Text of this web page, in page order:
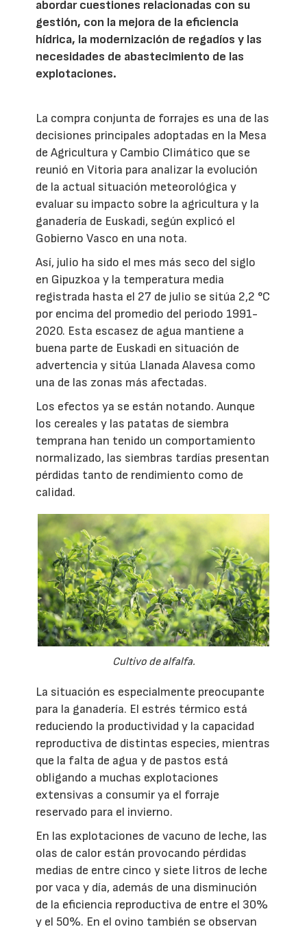
abordar cuestiones relacionadas con su
gestión, con la mejora de la eficiencia
hídrica, la modernización de regadíos y las
necesidades de abastecimiento de las
explotaciones.
La compra conjunta de forrajes es una de las
decisiones principales adoptadas en la Mesa
de Agricultura y Cambio Climático que se
reunió en Vitoria para analizar la evolución
de la actual situación meteorológica y
evaluar su impacto sobre la agricultura y la
ganadería de Euskadi, según explicó el
Gobierno Vasco en una nota.
Así, julio ha sido el mes más seco del siglo
en Gipuzkoa y la temperatura media
registrada hasta el 27 de julio se sitúa 2,2 °C
por encima del promedio del periodo 1991-
2020. Esta escasez de agua mantiene a
buena parte de Euskadi en situación de
advertencia y sitúa Llanada Alavesa como
una de las zonas más afectadas.
Los efectos ya se están notando. Aunque
los cereales y las patatas de siembra
temprana han tenido un comportamiento
normalizado, las siembras tardías presentan
pérdidas tanto de rendimiento como de
calidad.
Cultivo de alfalfa.
La situación es especialmente preocupante
para la ganadería. El estrés térmico está
reduciendo la productividad y la capacidad
reproductiva de distintas especies, mientras
que la falta de agua y de pastos está
obligando a muchas explotaciones
extensivas a consumir ya el forraje
reservado para el invierno.
En las explotaciones de vacuno de leche, las
olas de calor están provocando pérdidas
medias de entre cinco y siete litros de leche
por vaca y día, además de una disminución
de la eficiencia reproductiva de entre el 30%
y el 50%. En el ovino también se observan